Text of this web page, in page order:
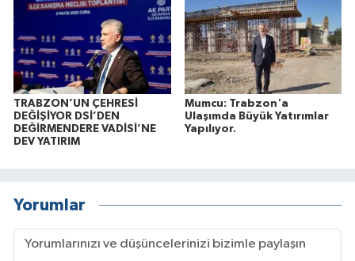
TRABZON’UN ÇEHRESİ
DEĞİŞİYOR DSİ’DEN
DEĞİRMENDERE VADİSİ’NE
DEV YATIRIM
Mumcu: Trabzon'a
Ulaşımda Büyük Yatırımlar
Yapılıyor.
Yorumlar